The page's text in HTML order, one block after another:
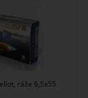
ráže 6,5x55